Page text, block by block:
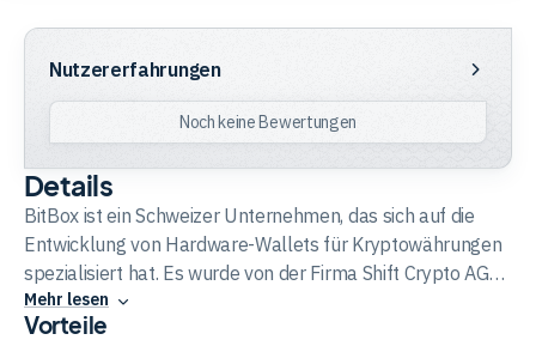
Finanzen
Anleihen
Nutzererfahrungen
Nutzererfahrungen
Noch keine Bewertungen
Details
BitBox ist ein Schweizer Unternehmen, das sich auf die
Entwicklung von Hardware-Wallets für Kryptowährungen
spezialisiert hat. Es wurde von der Firma Shift Crypto AG
gegründet und bietet sichere Lösungen für die
Speicherung von digitalen Vermögenswerten wie Bitcoin,
Mehr lesen
Vorteile